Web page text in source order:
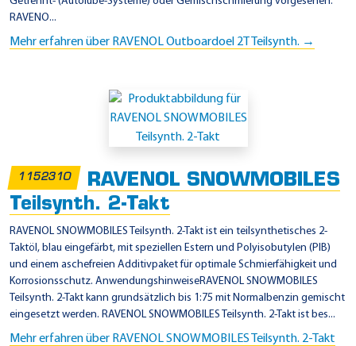
RAVENO...
Mehr erfahren über RAVENOL Outboardoel 2T Teilsynth. →
1152310
RAVENOL SNOWMOBILES
Teilsynth. 2-Takt
RAVENOL SNOWMOBILES Teilsynth. 2-Takt ist ein teilsynthetisches 2-
Taktöl, blau eingefärbt, mit speziellen Estern und Polyisobutylen (PIB)
und einem aschefreien Additivpaket für optimale Schmierfähigkeit und
Korrosionsschutz. AnwendungshinweiseRAVENOL SNOWMOBILES
Teilsynth. 2-Takt kann grundsätzlich bis 1:75 mit Normalbenzin gemischt
eingesetzt werden. RAVENOL SNOWMOBILES Teilsynth. 2-Takt ist bes...
Mehr erfahren über RAVENOL SNOWMOBILES Teilsynth. 2-Takt